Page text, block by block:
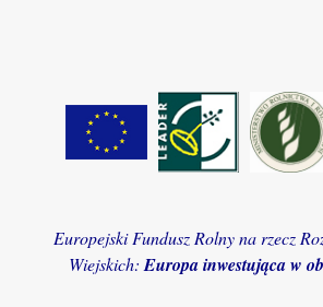
Europejski Fundusz Rolny na rzecz
Wiejskich:Europa inwestująca w